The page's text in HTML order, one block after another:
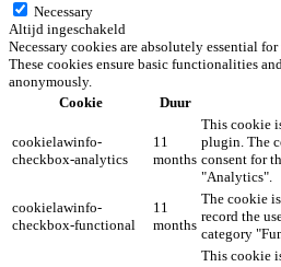
Necessary
Altijd ingeschakeld
Necessary cookies are absolutely essential
These cookies ensure basic functionalities
anonymously.
Cookie
Duur
cookielawinfo-
checkbox-analytics
11
months
This cookie
plugin. The
consent for
"Analytics".
cookielawinfo-
checkbox-functional
11
months
The cookie
record the
category
This cookie